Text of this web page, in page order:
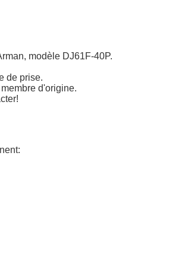
modèle DJ61F-40P.
de prise.
d'origine.